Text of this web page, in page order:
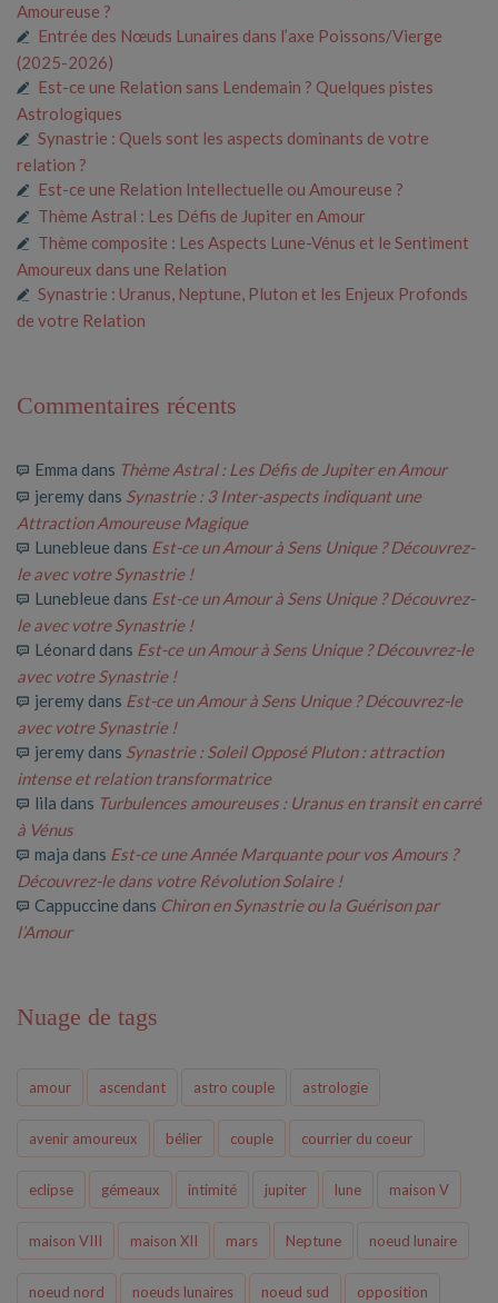
Amoureuse ?
Entrée des Nœuds Lunaires dans l’axe Poissons/Vierge
(2025-2026)
Est-ce une Relation sans Lendemain ? Quelques pistes
Astrologiques
Synastrie : Quels sont les aspects dominants de votre
relation ?
Est-ce une Relation Intellectuelle ou Amoureuse ?
Thème Astral : Les Défis de Jupiter en Amour
Thème composite : Les Aspects Lune-Vénus et le Sentiment
Amoureux dans une Relation
Synastrie : Uranus, Neptune, Pluton et les Enjeux Profonds
de votre Relation
Commentaires récents
Emma dans Thème Astral : Les Défis de Jupiter en Amour
jeremy dans Synastrie : 3 Inter-aspects indiquant une
Attraction Amoureuse Magique
Lunebleue dans Est-ce un Amour à Sens Unique ? Découvrez-
le avec votre Synastrie !
Lunebleue dans Est-ce un Amour à Sens Unique ? Découvrez-
le avec votre Synastrie !
Léonard dans Est-ce un Amour à Sens Unique ? Découvrez-le
avec votre Synastrie !
jeremy dans Est-ce un Amour à Sens Unique ? Découvrez-le
avec votre Synastrie !
jeremy dans Synastrie : Soleil Opposé Pluton : attraction
intense et relation transformatrice
lila dans Turbulences amoureuses : Uranus en transit en carré
à Vénus
maja dans Est-ce une Année Marquante pour vos Amours ?
Découvrez-le dans votre Révolution Solaire !
Cappuccine dans Chiron en Synastrie ou la Guérison par
l’Amour
Nuage de tags
amour ascendant astro couple astrologie
avenir amoureux bélier couple courrier du coeur
eclipse gémeaux intimité jupiter lune maison V
maison VIII maison XII mars Neptune noeud lunaire
noeud nord noeuds lunaires noeud sud opposition